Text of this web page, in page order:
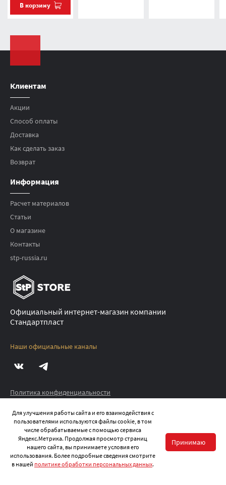
В корзину
Клиентам
Акции
Способ оплаты
Доставка
Как сделать заказ
Возврат
Информация
Расчет материалов
Статьи
О магазине
Контакты
stp-russia.ru
Официальный интернет-магазин компании
Стандартпласт
Наши официальные каналы
Политика конфиденциальности
©2026STP.STORE ВСЕ ПРАВА ЗАЩИЩЕНЫ
Для улучшения работы сайта и его взаимодействия с
пользователями используются файлы cookie, в том
числе обрабатываемые с помощью сервиса
Яндекс.Метрика. Продолжая просмотр страниц
нашего сайта, вы принимаете условия его
использования. Более подробные сведения смотрите
в нашей политике обработки персональных данных.
Принимаю